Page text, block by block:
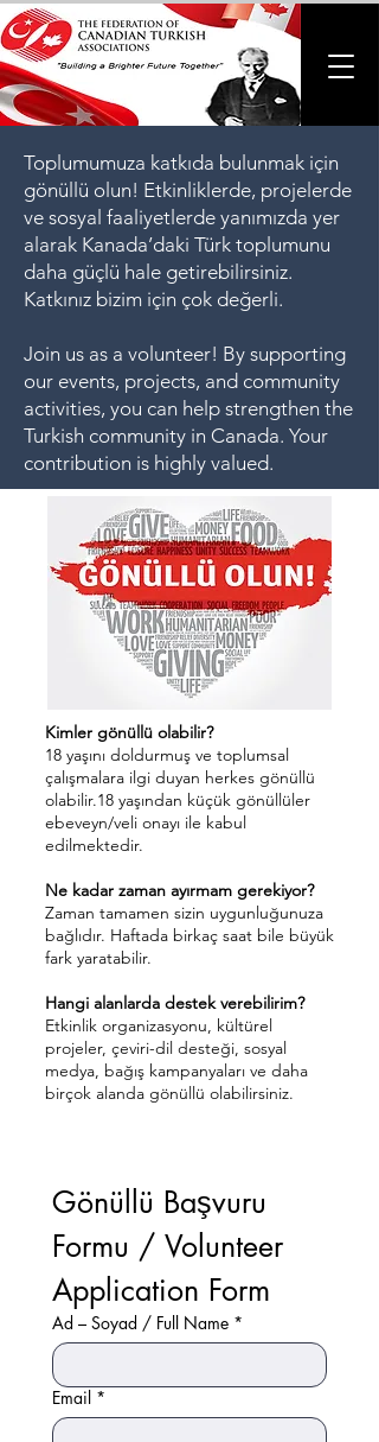
Toplumumuza katkıda bulunmak için
gönüllü olun! Etkinliklerde, projelerde
ve sosyal faaliyetlerde yanımızda yer
alarak Kanada’daki Türk toplumunu
daha güçlü hale getirebilirsiniz.
Katkınız bizim için çok değerli.
Join us as a volunteer! By supporting
our events, projects, and community
activities, you can help strengthen the
Turkish community in Canada. Your
contribution is highly valued.
Kimler gönüllü olabilir?
18 yaşını doldurmuş ve toplumsal
çalışmalara ilgi duyan herkes gönüllü
olabilir.18 yaşından küçük gönüllüler
ebeveyn/veli onayı ile kabul
edilmektedir.
Ne kadar zaman ayırmam gerekiyor?
Zaman tamamen sizin uygunluğunuza
bağlıdır. Haftada birkaç saat bile büyük
fark yaratabilir.
Hangi alanlarda destek verebilirim?
Etkinlik organizasyonu, kültürel
projeler, çeviri-dil desteği, sosyal
medya, bağış kampanyaları ve daha
birçok alanda gönüllü olabilirsiniz.
Gönüllü Başvuru
Formu / Volunteer
Application Form
Ad – Soyad / Full Name *
Email *